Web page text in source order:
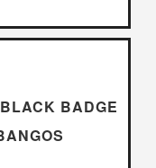
BADGE